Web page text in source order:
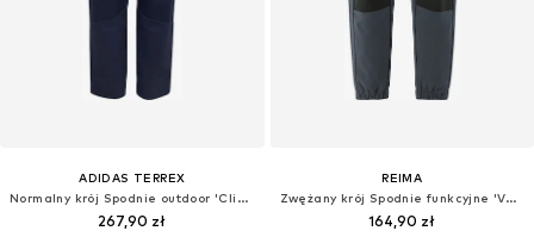
ADIDAS TERREX
Normalny krój Spodnie outdoor 'Clima365'
267,90 zł
REIMA
Zwężany krój Spodnie funkcyjne 'Vaeltaa'
164,90 zł